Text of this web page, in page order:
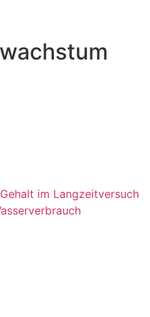
im Langzeitversuch